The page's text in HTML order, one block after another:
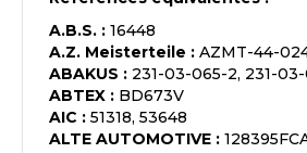
A.B.S. : 16448
A.Z. Meisterteile : AZMT-44-
ABAKUS : 231-03-065-2, 231-
ABTEX : BD673V
AIC : 51318, 53648
ALTE AUTOMOTIVE :